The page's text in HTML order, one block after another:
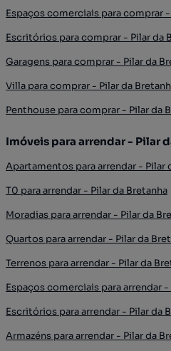
Espaços comerciais para comprar
Escritórios para comprar - Pilar da
Garagens para comprar - Pilar da
Villa para comprar - Pilar da
Penthouse para comprar - Pilar da
Imóveis para arrendar - Pilar
Apartamentos para arrendar - Pilar
T0 para arrendar - Pilar da Bretanha
Moradias para arrendar - Pilar da
Quartos para arrendar - Pilar da
Terrenos para arrendar - Pilar da
Espaços comerciais para arrendar -
Escritórios para arrendar - Pilar da
Armazéns para arrendar - Pilar da